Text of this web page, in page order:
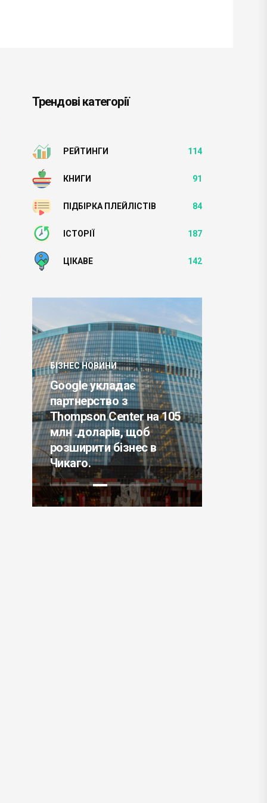
Трендові категорії
РЕЙТИНГИ 114
КНИГИ 91
ПІДБІРКА ПЛЕЙЛІСТІВ 84
ІСТОРІЇ 187
ЦІКАВЕ 142
БІЗНЕС НОВИНИ
Google укладає
партнерство з
Thompson Center на 105
млн .доларів, щоб
розширити бізнес в
Чикаго.